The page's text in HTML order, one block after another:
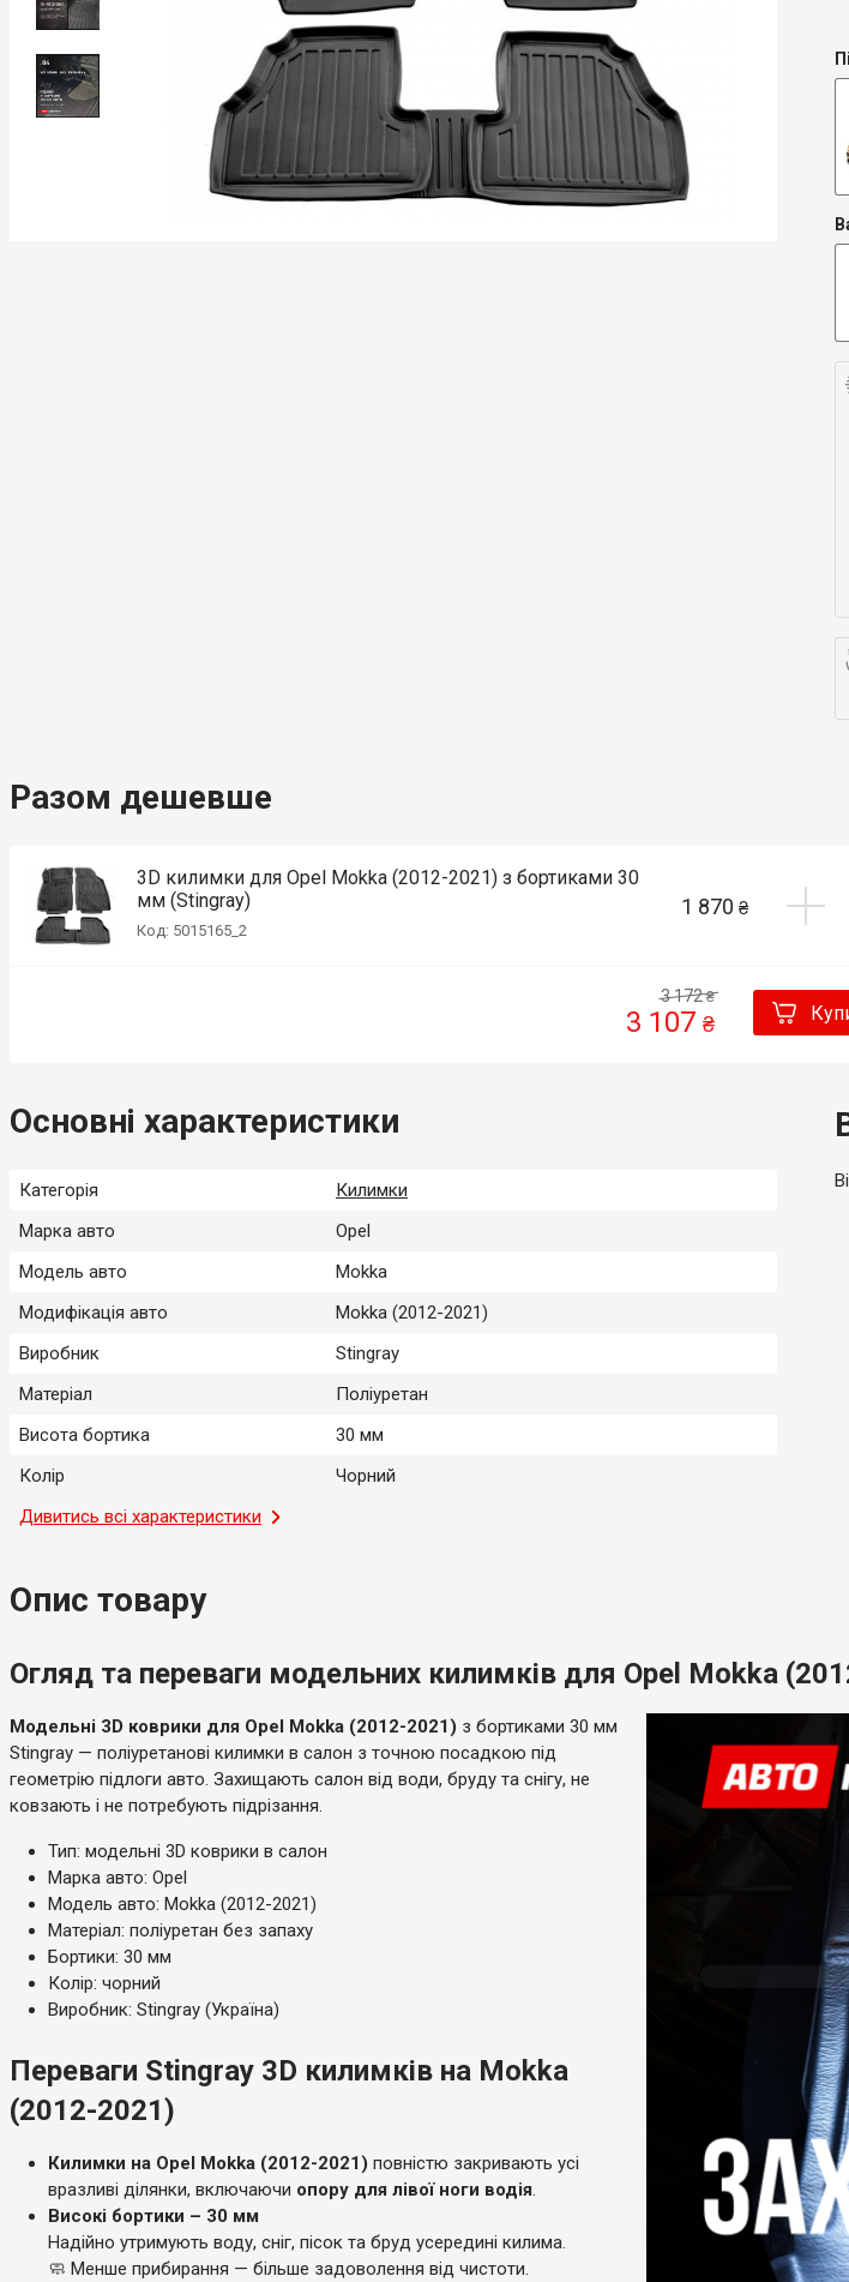
Разом дешевше
3D килимки для Opel Mokka (2012-2021) з бортиками 30
мм (Stingray)
Код: 5015165_2
1 870 ₴
3 172₴
3 107 ₴
Основні характеристики
Категорія
Килимки
Марка авто
Opel
Модель авто
Mokka
Модифікація авто
Mokka (2012-2021)
Виробник
Stingray
Матеріал
Поліуретан
Висота бортика
30 мм
Колір
Чорний
Місце застосування
Країна-виробник
Дивитись всі характеристики
Опис товару
Огляд та переваги модельних килимків для Opel Mokka
Модельні 3D коврики для Opel Mokka (2012-2021) з бортиками 30 мм
Stingray — поліуретанові килимки в салон з точною посадкою під
геометрію підлоги авто. Захищають салон від води, бруду та снігу, не
ковзають і не потребують підрізання.
Тип: модельні 3D коврики в салон
Марка авто: Opel
Модель авто: Mokka (2012-2021)
Матеріал: поліуретан без запаху
Бортики: 30 мм
Колір: чорний
Виробник: Stingray (Україна)
Переваги Stingray 3D килимків на Mokka
(2012-2021)
Килимки на Opel Mokka (2012-2021) повністю закривають усі
вразливі ділянки, включаючи опору для лівої ноги водія.
Високі бортики – 30 мм
Надійно утримують воду, сніг, пісок та бруд усередині килима.
🧼 Менше прибирання — більше задоволення від чистоти.